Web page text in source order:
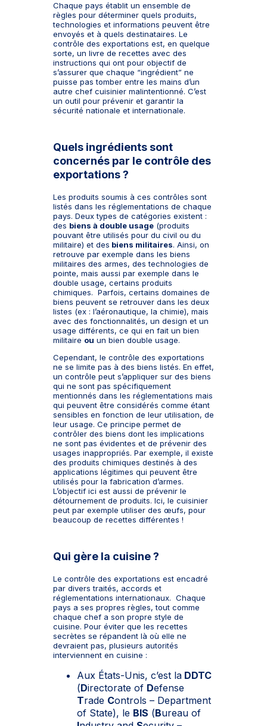
Chaque pays établit un ensemble de
règles pour déterminer quels produits,
technologies et informations peuvent être
envoyés et à quels destinataires. Le
contrôle des exportations est, en quelque
sorte, un livre de recettes avec des
instructions qui ont pour objectif de
s’assurer que chaque “ingrédient” ne
puisse pas tomber entre les mains d’un
autre chef cuisinier malintentionné. C’est
un outil pour prévenir et garantir la
sécurité nationale et internationale.
Quels ingrédients sont
concernés par le contrôle des
exportations ?
Les produits soumis à ces contrôles sont
listés dans les réglementations de chaque
pays. Deux types de catégories existent :
des biens à double usage (produits
pouvant être utilisés pour du civil ou du
militaire) et des biens militaires. Ainsi, on
retrouve par exemple dans les biens
militaires des armes, des technologies de
pointe, mais aussi par exemple dans le
double usage, certains produits
chimiques. Parfois, certains domaines de
biens peuvent se retrouver dans les deux
listes (ex : l’aéronautique, la chimie), mais
avec des fonctionnalités, un design et un
usage différents, ce qui en fait un bien
militaire ou un bien double usage.
Cependant, le contrôle des exportations
ne se limite pas à des biens listés. En effet,
un contrôle peut s’appliquer sur des biens
qui ne sont pas spécifiquement
mentionnés dans les réglementations mais
qui peuvent être considérés comme étant
sensibles en fonction de leur utilisation, de
leur usage. Ce principe permet de
contrôler des biens dont les implications
ne sont pas évidentes et de prévenir des
usages inappropriés. Par exemple, il existe
des produits chimiques destinés à des
applications légitimes qui peuvent être
utilisés pour la fabrication d’armes.
L’objectif ici est aussi de prévenir le
détournement de produits. Ici, le cuisinier
peut par exemple utiliser des œufs, pour
beaucoup de recettes différentes !
Qui gère la cuisine ?
Le contrôle des exportations est encadré
par divers traités, accords et
réglementations internationaux. Chaque
pays a ses propres règles, tout comme
chaque chef a son propre style de
cuisine. Pour éviter que les recettes
secrètes se répandent là où elle ne
devraient pas, plusieurs autorités
interviennent en cuisine :
Aux États-Unis, c’est la DDTC
(Directorate of Defense
Trade Controls – Department
of State), le BIS (Bureau of